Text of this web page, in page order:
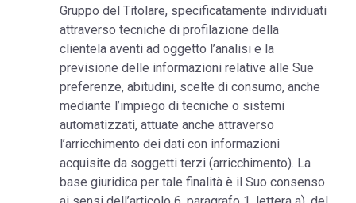
Gruppo del Titolare, specificatamente individuati
attraverso tecniche di profilazione della
clientela aventi ad oggetto l’analisi e la
previsione delle informazioni relative alle Sue
preferenze, abitudini, scelte di consumo, anche
mediante l’impiego di tecniche o sistemi
automatizzati, attuate anche attraverso
l’arricchimento dei dati con informazioni
acquisite da soggetti terzi (arricchimento). La
base giuridica per tale finalità è il Suo consenso